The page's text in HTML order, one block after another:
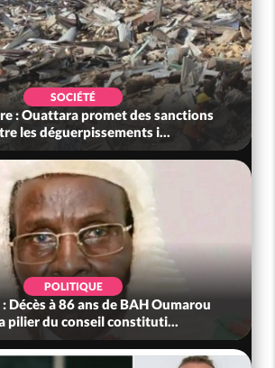
SOCIÉTÉ
: Ouattara promet des sanctions
les déguerpissements i...
POLITIQUE
Décès à 86 ans de BAH Oumarou
pilier du conseil constituti...